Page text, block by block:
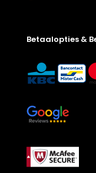
Betaalopties &